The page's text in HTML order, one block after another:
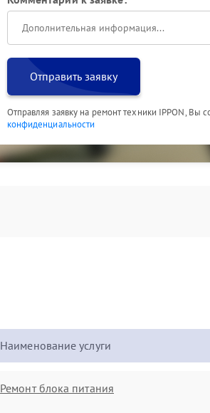
Отправить заявку
Отправляя заявку на ремонт техники IPPON, Вы
конфиденциальности
Наименование услуги
Ремонт блока питания